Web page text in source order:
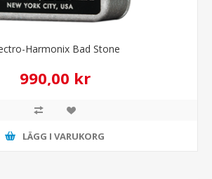
Harmonix Bad Stone
990,00 kr
LÄGG I VARUKORG